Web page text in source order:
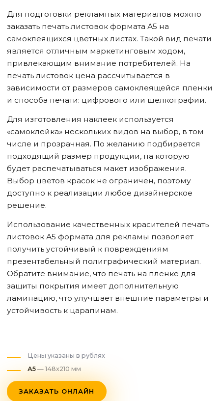
Для подготовки рекламных материалов можно
заказать печать листовок формата А5 на
самоклеящихся цветных листах. Такой вид печати
является отличным маркетинговым ходом,
привлекающим внимание потребителей. На
печать листовок цена рассчитывается в
зависимости от размеров самоклеящейся пленки
и способа печати: цифрового или шелкографии.
Для изготовления наклеек используется
«самоклейка» нескольких видов на выбор, в том
числе и прозрачная. По желанию подбирается
подходящий размер продукции, на которую
будет распечатываться макет изображения.
Выбор цветов красок не ограничен, поэтому
доступно к реализации любое дизайнерское
решение.
Использование качественных красителей печать
листовок А5 формата для рекламы позволяет
получить устойчивый к повреждениям
презентабельный полиграфический материал.
Обратите внимание, что печать на пленке для
защиты покрытия имеет дополнительную
ламинацию, что улучшает внешние параметры и
устойчивость к царапинам.
Цены указаны в рублях
А5 — 148х210 мм
ЗАКАЗАТЬ ОНЛАЙН